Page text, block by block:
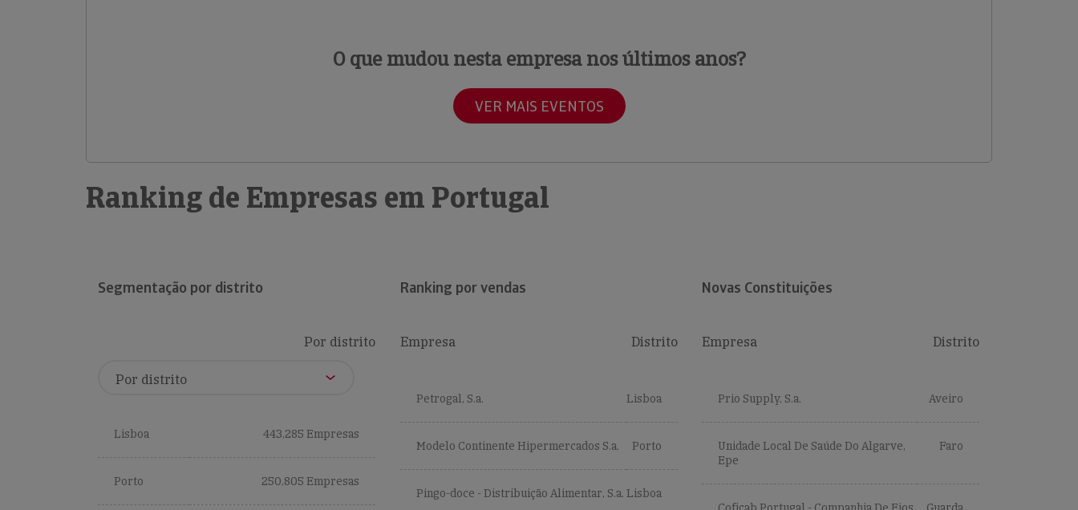
O que mudou nesta empresa nos últimos anos?
VER MAIS EVENTOS
Ranking de Empresas em Portugal
Segmentação por distrito
Por distrito
Lisboa 443,285 Empresas
Porto 250,805 Empresas
Ranking por vendas
Empresa Distrito
Petrogal, S.a. Lisboa
Modelo Continente Hipermercados S.a. Porto
Pingo-doce - Distribuição Alimentar, S.a. Lisboa
Novas Constituições
Empresa Distrito
Prio Supply, S.a. Aveiro
Unidade Local De Saúde Do Algarve,
Epe
Faro